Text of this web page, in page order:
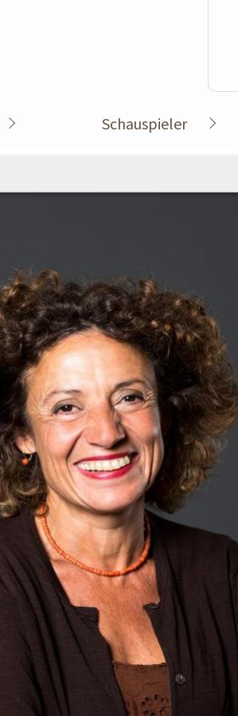
Schauspieler